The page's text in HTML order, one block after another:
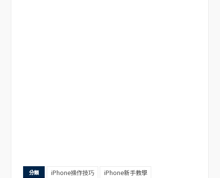
分類 iPhone操作技巧 iPhone新手教學